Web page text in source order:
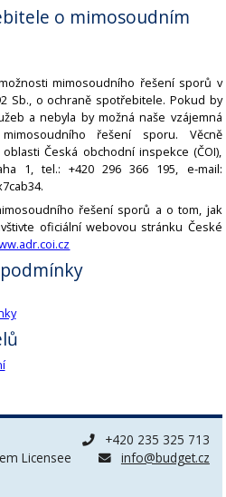
o mimosoudním
mimosoudního řešení sporů v
Sb., o ochraně spotřebitele. Pokud by
a nebyla by možná naše vzájemná
řešení sporu. Věcně
Česká obchodní inspekce (ČOI),
1, tel.: +420 296 366 195, e-mail:
řešení sporů a o tom, jak
oficiální webovou stránku České
Licensee
+420 235 325 713
info@budget.cz